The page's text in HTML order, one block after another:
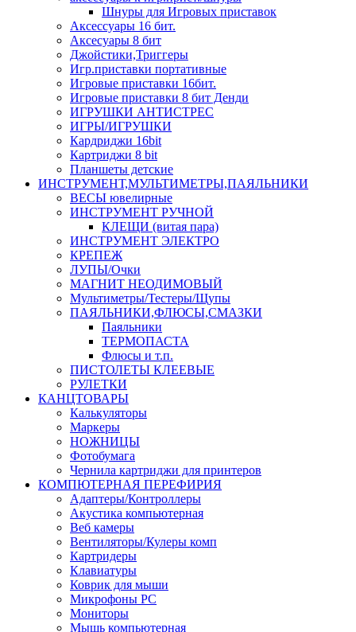
Шнуры для Игровых приставок
Аксессуары 16 бит.
Аксесуары 8 бит
Джойстики,Триггеры
Игр.приставки портативные
Игровые приставки 16бит.
Игровые приставки 8 бит Денди
ИГРУШКИ АНТИСТРЕС
ИГРЫ/ИГРУШКИ
Кардриджи 16bit
Картриджи 8 bit
Планшеты детские
ИНСТРУМЕНТ,МУЛЬТИМЕТРЫ,ПАЯЛЬНИКИ
ВЕСЫ ювелирные
ИНСТРУМЕНТ РУЧНОЙ
КЛЕЩИ (витая пара)
ИНСТРУМЕНТ ЭЛЕКТРО
КРЕПЕЖ
ЛУПЫ/Очки
МАГНИТ НЕОДИМОВЫЙ
Мультиметры/Тестеры/Щупы
ПАЯЛЬНИКИ,ФЛЮСЫ,СМАЗКИ
Паяльники
ТЕРМОПАСТА
Флюсы и т.п.
ПИСТОЛЕТЫ КЛЕЕВЫЕ
РУЛЕТКИ
КАНЦТОВАРЫ
Калькуляторы
Маркеры
НОЖНИЦЫ
Фотобумага
Чернила картриджи для принтеров
КОМПЮТЕРНАЯ ПЕРЕФИРИЯ
Адаптеры/Контроллеры
Акустика компьютерная
Веб камеры
Вентиляторы/Кулеры комп
Картридеры
Клавиатуры
Коврик для мыши
Микрофоны PC
Мониторы
Мышь компьютерная